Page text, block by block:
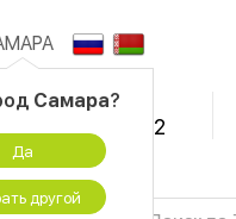
Самара?
Да
другой
центр:
(495) 500-96-52
не работаем